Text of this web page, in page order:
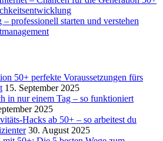
professionell starten und verstehen
50+ perfekte Voraussetzungen fürs
15. September 2025
in nur einem Tag – so funktioniert
2025
Hacks ab 50+ – so arbeitest du
30. August 2025